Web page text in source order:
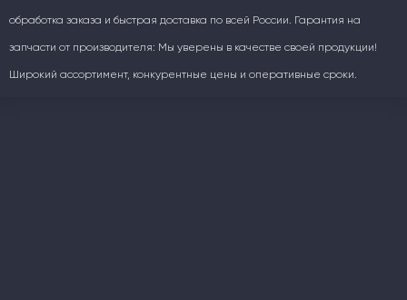
обработка заказа и быстрая доставка по всей России. Гарантия на
запчасти от производителя: Мы уверены в качестве своей продукции!
Широкий ассортимент, конкурентные цены и оперативные сроки.